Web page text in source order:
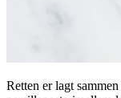
Retten er lagt